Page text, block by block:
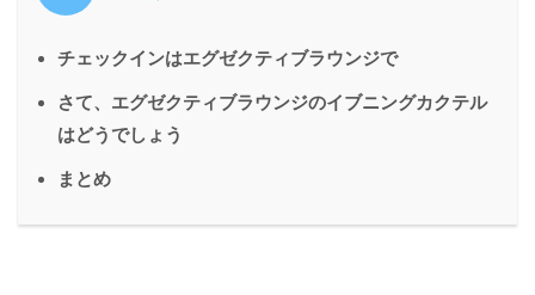
チェックインはエグゼクティブラウンジで
さて、エグゼクティブラウンジのイブニングカクテル
はどうでしょう
まとめ